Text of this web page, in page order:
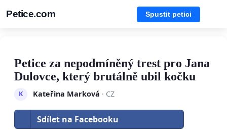
Petice.com Spustit petici
Petice za nepodmíněný trest pro Jana
Dulovce, který brutálně ubil kočku
K Kateřina Marková · CZ
Sdílet na Facebooku